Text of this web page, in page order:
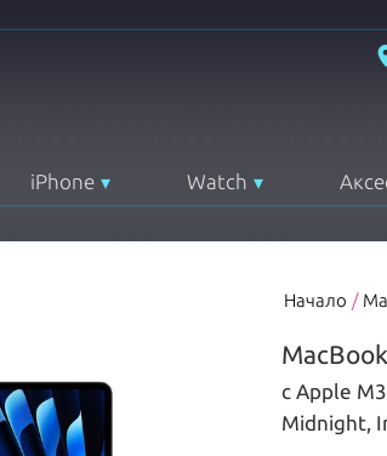
iPhone Watch
Начало /
с Apple
Midnight,